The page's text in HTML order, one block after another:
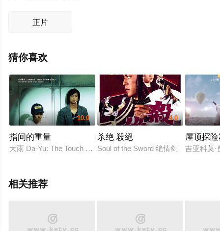
正片
猜你喜欢
10.0
指间的重量
大雨 Da-Yu: The Touch of Fate
4.0
杀绝 殺絕
Soul of the Sword 绝情剑
屋顶探
吉亚科莫·
相关推荐